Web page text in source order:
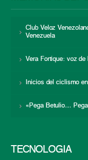
Club Veloz
Venezuela
Vera Fortique: voz de
Inicios del ciclismo
«Pega Betulio…
TECNOLOGÍA